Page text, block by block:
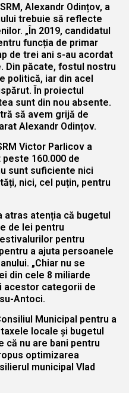
Alexandr Odințov, a
trebuie să reflecte
„În 2019, candidatul
funcția de primar
de trei ani s-au acordat
Din păcate, fostul nostru
politică, iar din acel
În proiectul
sunt din nou absente.
să avem grijă de
Alexandr Odințov.
Victor Parlicov a
160.000 de
sunt suficiente nici
nici, cel puțin, pentru
atras atenția că bugetul
de lei pentru
pentru
a ajuta persoanele
„Chiar nu se
din cele 8 miliarde
acestor categorii de
Antoci.
Municipal pentru a
locale și bugetul
că nu are bani pentru
optimizarea
municipal Vlad